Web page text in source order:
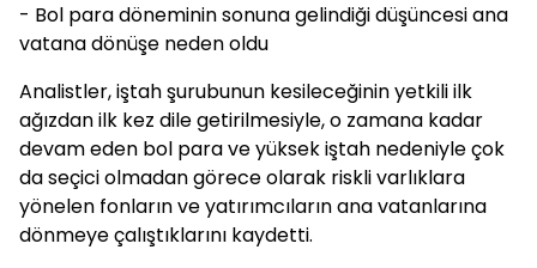
- Bol para döneminin sonuna gelindiği düşüncesi ana
vatana dönüşe neden oldu
Analistler, iştah şurubunun kesileceğinin yetkili ilk
ağızdan ilk kez dile getirilmesiyle, o zamana kadar
devam eden bol para ve yüksek iştah nedeniyle çok
da seçici olmadan görece olarak riskli varlıklara
yönelen fonların ve yatırımcıların ana vatanlarına
dönmeye çalıştıklarını kaydetti.